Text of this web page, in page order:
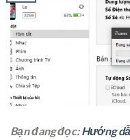
Bạn đang đọc:Hướng